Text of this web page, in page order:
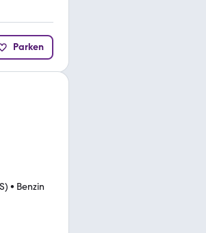
Parken
• Benzin